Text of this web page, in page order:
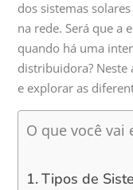
dos sistemas
na rede. Será que a
quando há uma
distribuidora? Neste
e explorar as
O que você vai
Tipos de